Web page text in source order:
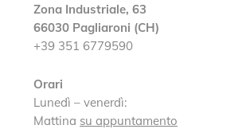
Zona Industriale, 63
66030 Pagliaroni (CH)
+39 351 6779590
Orari
Lunedì – venerdì:
Mattina su appuntamento